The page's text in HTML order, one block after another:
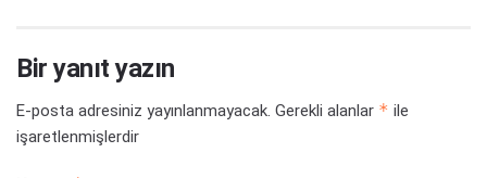
Bir yanıt yazın
E-posta adresiniz yayınlanmayacak. Gerekli alanlar * ile
işaretlenmişlerdir